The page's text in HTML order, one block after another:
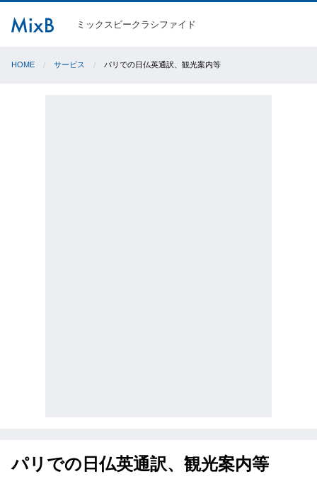
ミックスビークラシファイド
HOME サービス パリでの日仏英通訳、観光案内等
パリでの日仏英通訳、観光案内等